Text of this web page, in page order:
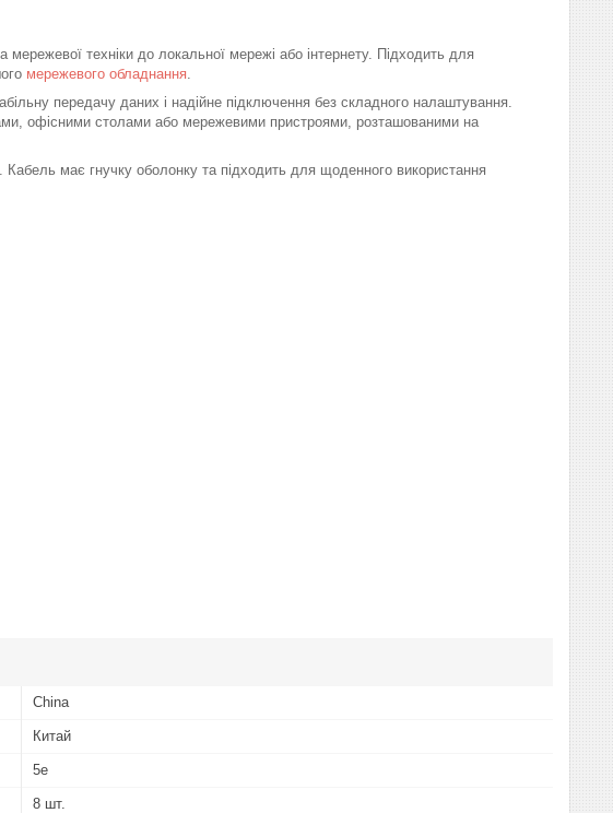
техніки до локальної мережі або інтернету. Підходить для
мережевого обладнання
передачу даних і надійне підключення без складного налаштування.
офісними столами або мережевими пристроями, розташованими на
має гнучку оболонку та підходить для щоденного використання
China
Китай
5e
8 шт.